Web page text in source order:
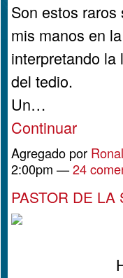
Son estos raros
mis manos en
interpretando
del tedio.
Un…
Continuar
Agregado por
2:00pm —24
PASTOR DE LA